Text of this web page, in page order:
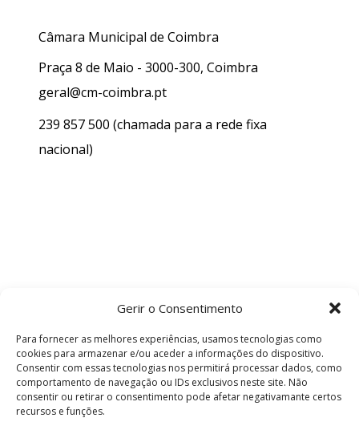
Gerir o Consentimento
Para fornecer as melhores experiências, usamos tecnologias como
cookies para armazenar e/ou aceder a informações do dispositivo.
Consentir com essas tecnologias nos permitirá processar dados, como
comportamento de navegação ou IDs exclusivos neste site. Não
consentir ou retirar o consentimento pode afetar negativamante certos
recursos e funções.
Câmara Municipal de Coimbra
Praça 8 de Maio - 3000-300, Coimbra
geral@cm-coimbra.pt
239 857 500 (chamada para a rede fixa
nacional)